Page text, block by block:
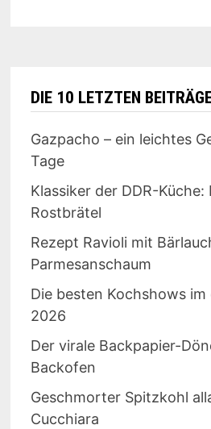
DIE 10 LETZTEN
Gazpacho – ein leichtes
Tage
Klassiker der DDR-
Rostbrätel
Rezept Ravioli mit
Parmesanschaum
Die besten Kochshows
2026
Der virale Backpapier-
Backofen
Geschmorter Spitzkohl
Cucchiara